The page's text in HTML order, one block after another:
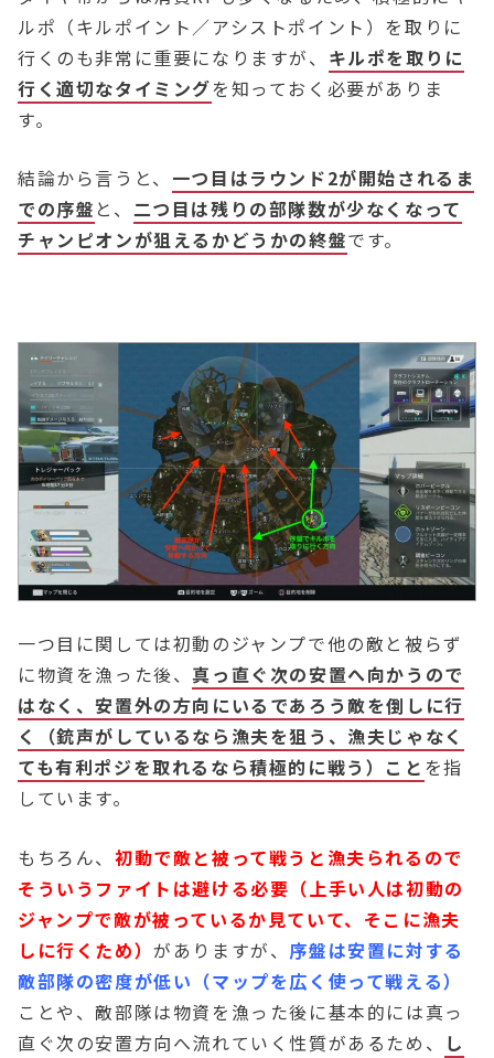
ルポ（キルポイント／アシストポイント）を取りに
行くのも非常に重要になりますが、 キルポを取りに
行く適切なタイミングを知っておく必要がありま
す。
結論から言うと、 一つ目はラウンド2が開始されるま
での序盤 と、 二つ目は残りの部隊数が少なくなって
チャンピオンが狙えるかどうかの終盤です。
一つ目に関しては初動のジャンプで他の敵と被らず
に物資を漁った後、真っ直ぐ次の安置へ向かうので
はなく、安置外の方向にいるであろう敵を倒しに行
く（銃声がしているなら漁夫を狙う、漁夫じゃなく
ても有利ポジを取れるなら積極的に戦う）こと を指
しています。
もちろん、 初動で敵と被って戦うと漁夫られるので
そういうファイトは避ける必要（上手い人は初動の
ジャンプで敵が被っているか見ていて、そこに漁夫
しに行くため）がありますが、 序盤は安置に対する
敵部隊の密度が低い（マップを広く使って戦える）
ことや、敵部隊は物資を漁った後に基本的には真っ
直ぐ次の安置方向へ流れていく性質があるため、 し